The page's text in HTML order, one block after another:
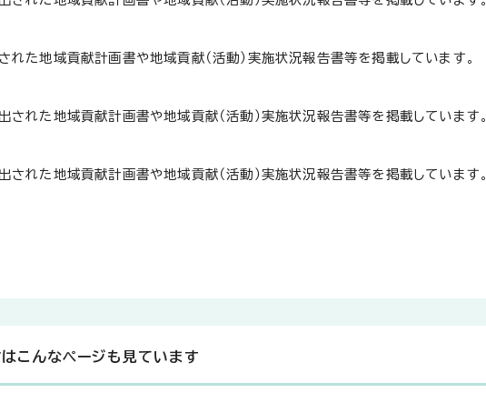
た地域貢献計画書や地域貢献（活動）実施状況報告書等を掲載しています。
れた地域貢献計画書や地域貢献（活動）実施状況報告書等を掲載しています。
れた地域貢献計画書や地域貢献（活動）実施状況報告書等を掲載しています。
こんなページも見ています